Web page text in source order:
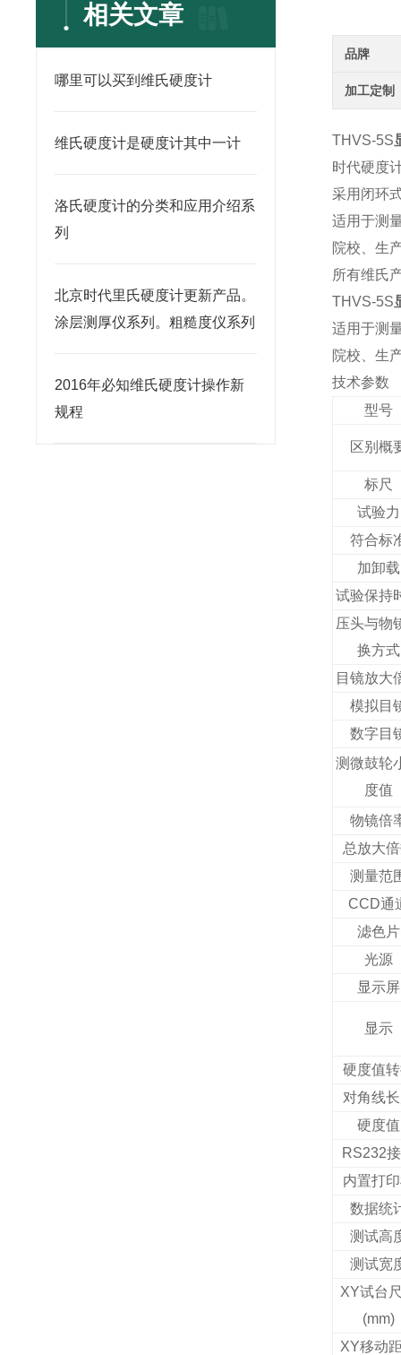
相关文章
哪里可以买到维氏硬度计
维氏硬度计是硬度计其中一计
洛氏硬度计的分类和应用介绍系
列
北京时代里氏硬度计更新产品。
涂层测厚仪系列。粗糙度仪系列
2016年必知维氏硬度计操作新
规程
品牌
加工定制
THVS-5S
时代硬度
采用闭环
适用于测
院校、生
所有维氏
THVS-5S
适用于测
院校、生
技术参数
型号
区别概
标尺
试验力
符合标
加卸载
试验保持
压头与物
换方式
目镜放大
模拟目
数字目
测微鼓轮
度值
物镜倍
总放大
测量范
CCD通
滤色片
光源
显示屏
显示
硬度值
对角线
硬度值
RS232
内置打
数据统
测试高
测试宽
XY试台
(mm)
XY移动